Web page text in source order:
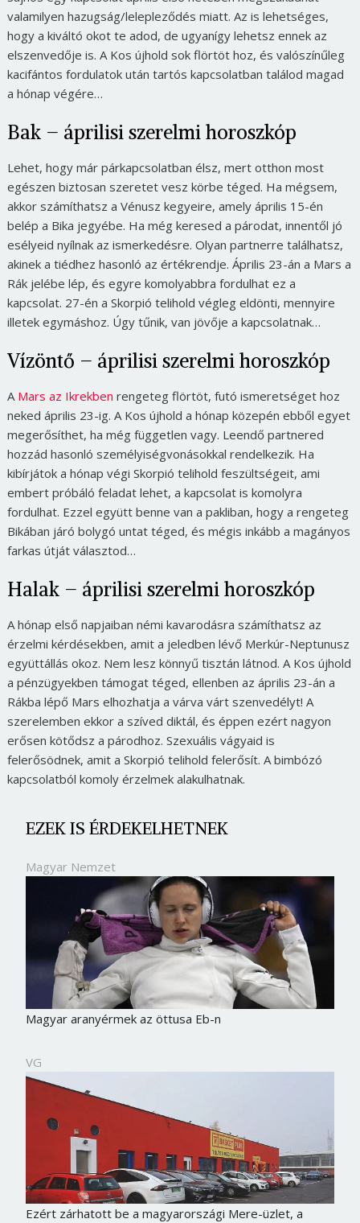
valamilyen hazugság/lelepleződés miatt. Az is lehetséges,
hogy a kiváltó okot te adod, de ugyanígy lehetsz ennek az
elszenvedője is. A Kos újhold sok flörtöt hoz, és valószínűleg
kacifántos fordulatok után tartós kapcsolatban találod magad
a hónap végére…
Bak – áprilisi szerelmi horoszkóp
Lehet, hogy már párkapcsolatban élsz, mert otthon most
egészen biztosan szeretet vesz körbe téged. Ha mégsem,
akkor számíthatsz a Vénusz kegyeire, amely április 15-én
belép a Bika jegyébe. Ha még keresed a párodat, innentől jó
esélyeid nyílnak az ismerkedésre. Olyan partnerre találhatsz,
akinek a tiédhez hasonló az értékrendje. Április 23-án a Mars a
Rák jelébe lép, és egyre komolyabbra fordulhat ez a
kapcsolat. 27-én a Skorpió telihold végleg eldönti, mennyire
illetek egymáshoz. Úgy tűnik, van jövője a kapcsolatnak…
Vízöntő – áprilisi szerelmi horoszkóp
A Mars az Ikrekben rengeteg flörtöt, futó ismeretséget hoz
neked április 23-ig. A Kos újhold a hónap közepén ebből egyet
megerősíthet, ha még független vagy. Leendő partnered
hozzád hasonló személyiségvonásokkal rendelkezik. Ha
kibírjátok a hónap végi Skorpió telihold feszültségeit, ami
embert próbáló feladat lehet, a kapcsolat is komolyra
fordulhat. Ezzel együtt benne van a pakliban, hogy a rengeteg
Bikában járó bolygó untat téged, és mégis inkább a magányos
farkas útját választod…
Halak – áprilisi szerelmi horoszkóp
A hónap első napjaiban némi kavarodásra számíthatsz az
érzelmi kérdésekben, amit a jeledben lévő Merkúr-Neptunusz
együttállás okoz. Nem lesz könnyű tisztán látnod. A Kos újhold
a pénzügyekben támogat téged, ellenben az április 23-án a
Rákba lépő Mars elhozhatja a várva várt szenvedélyt! A
szerelemben ekkor a szíved diktál, és éppen ezért nagyon
erősen kötődsz a párodhoz. Szexuális vágyaid is
felerősödnek, amit a Skorpió telihold felerősít. A bimbózó
kapcsolatból komoly érzelmek alakulhatnak.
EZEK IS ÉRDEKELHETNEK
Magyar Nemzet
Magyar aranyérmek az öttusa Eb-n
VG
Ezért zárhatott be a magyarországi Mere-üzlet, a